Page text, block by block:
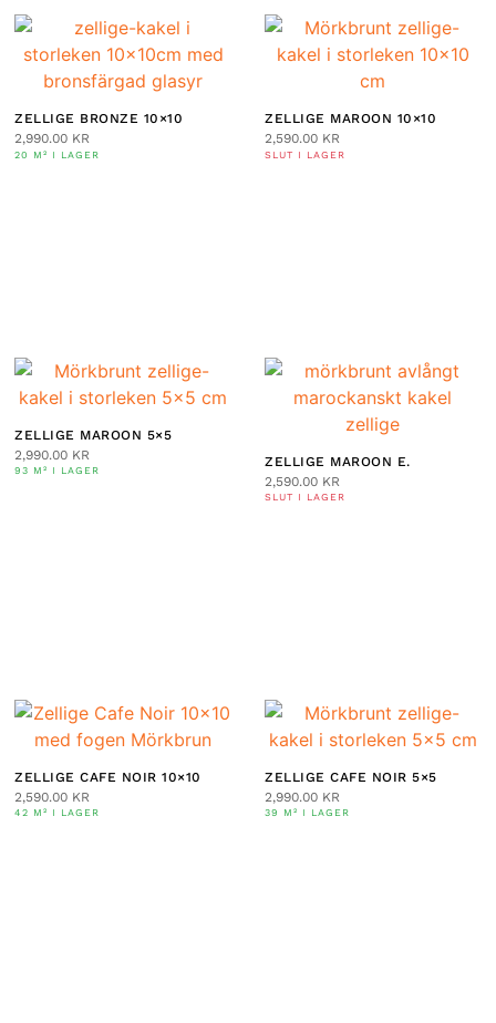
ZELLIGE BRONZE 10×10
2,990.00 KR
20 M² I LAGER
ZELLIGE MAROON 10×10
2,590.00 KR
SLUT I LAGER
ZELLIGE MAROON 5×5
2,990.00 KR
93 M² I LAGER
ZELLIGE MAROON E.
2,590.00 KR
SLUT I LAGER
ZELLIGE CAFE NOIR 10×10
2,590.00 KR
42 M² I LAGER
ZELLIGE CAFE NOIR 5×5
2,990.00 KR
39 M² I LAGER